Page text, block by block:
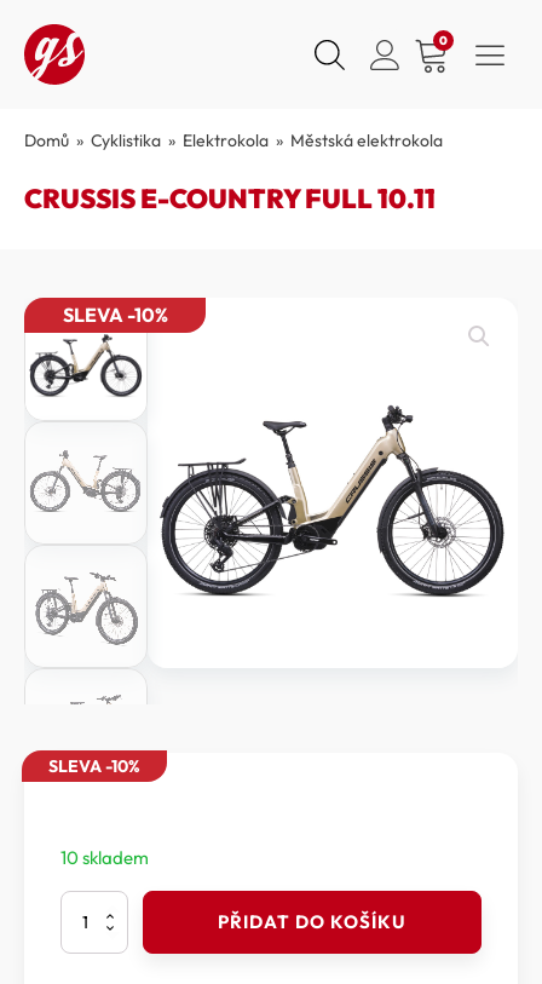
0
Domů » Cyklistika » Elektrokola » Městská elektrokola
CRUSSIS E-COUNTRY FULL 10.11
SLEVA -10%
SLEVA -10%
10 skladem
Crussis
Country
PŘIDAT DO KOŠÍKU